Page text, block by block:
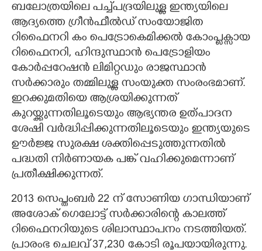
ബലോത്രയിലെ പച്ച്പദ്രയിലുള്ള ഇന്ത്യയിലെ
ആദ്യത്തെ ഗ്രീൻഫീൽഡ് സംയോജിത
റിഫൈനറി കം പെട്രോകെമിക്കൽ കോംപ്ലക്സായ
റിഫൈനറി, ഹിന്ദുസ്ഥാൻ പെട്രോളിയം
കോർപ്പറേഷൻ ലിമിറ്റഡും രാജസ്ഥാൻ
സർക്കാരും തമ്മിലുള്ള സംയുക്ത സംരംഭമാണ്.
ഇറക്കുമതിയെ ആശ്രയിക്കുന്നത്
കുറയ്ക്കുന്നതിലൂടെയും ആഭ്യന്തര ഉത്പാദന
ശേഷി വർദ്ധിപ്പിക്കുന്നതിലൂടെയും ഇന്ത്യയുടെ
ഊർജ്ജ സുരക്ഷ ശക്തിപ്പെടുത്തുന്നതിൽ
പദ്ധതി നിർണായക പങ്ക് വഹിക്കുമെന്നാണ്
പ്രതീക്ഷിക്കുന്നത്.
2013 സെപ്തംബർ 22 ന് സോണിയ ഗാന്ധിയാണ്
അശോക് ഗെലോട്ട് സർക്കാരിന്റെ കാലത്ത്
റിഫൈനറിയുടെ ശിലാസ്ഥാപനം നടത്തിയത്.
പ്രാരംഭ ചെലവ് 37,230 കോടി രൂപയായിരുന്നു.